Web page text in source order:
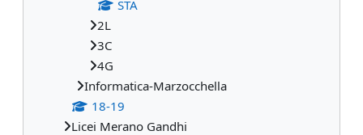
STA
2L
3C
4G
Informatica-Marzocchella
18-19
Licei Merano Gandhi